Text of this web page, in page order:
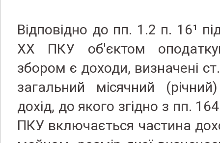
Відповідно до пп. 1.2 п. 16¹
XX ПКУ об'єктом
збором є доходи, визначені
загальний місячний
дохід, до якого згідно з пп.
ПКУ включається частина